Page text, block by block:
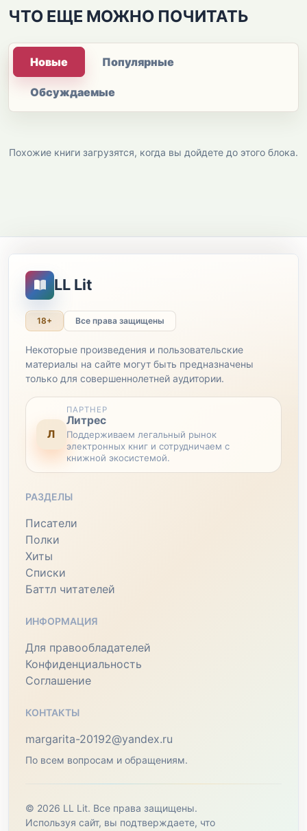
ЧТО ЕЩЕ МОЖНО ПОЧИТАТЬ
Новые Популярные
Обсуждаемые
Похожие книги загрузятся, когда вы дойдете до этого блока.
LL Lit
18+ Все права защищены
Некоторые произведения и пользовательские
материалы на сайте могут быть предназначены
только для совершеннолетней аудитории.
Л
ПАРТНЕР
Литрес
Поддерживаем легальный рынок
электронных книг и сотрудничаем с
книжной экосистемой.
РАЗДЕЛЫ
Писатели
Полки
Хиты
Списки
Баттл читателей
ИНФОРМАЦИЯ
Для правообладателей
Конфиденциальность
Соглашение
КОНТАКТЫ
margarita-20192@yandex.ru
По всем вопросам и обращениям.
© 2026 LL Lit. Все права защищены.
Используя сайт, вы подтверждаете, что